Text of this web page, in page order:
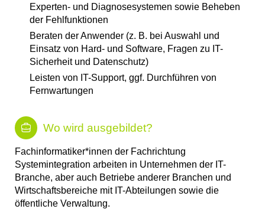
Experten- und Diagnosesystemen sowie Beheben
der Fehlfunktionen
Beraten der Anwender (z. B. bei Auswahl und
Einsatz von Hard- und Software, Fragen zu IT-
Sicherheit und Datenschutz)
Leisten von IT-Support, ggf. Durchführen von
Fernwartungen
Wo wird ausgebildet?
Fachinformatiker*innen der Fachrichtung
Systemintegration arbeiten in Unternehmen der IT-
Branche, aber auch Betriebe anderer Branchen und
Wirtschaftsbereiche mit IT-Abteilungen sowie die
öffentliche Verwaltung.